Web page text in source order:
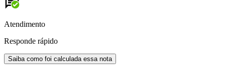
Atendimento
Responde rápido
Saiba como foi calculada essa nota